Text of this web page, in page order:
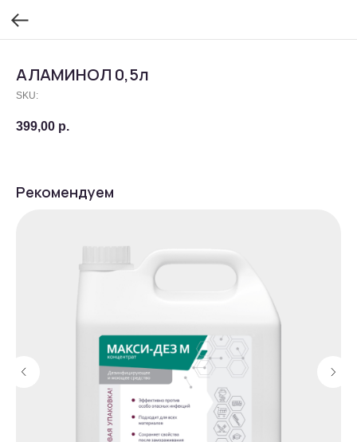
АЛАМИНОЛ 0,5л
SKU:
399,00 р.
Рекомендуем